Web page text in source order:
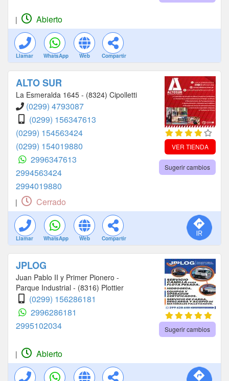
| Abierto
Llamar WhatsApp Web Compartir
ALTO SUR
La Esmeralda 1645 - (8324) Cipolletti
(0299) 4793087
(0299) 156347613
(0299) 154563424
(0299) 154019880
2996347613
2994563424
2994019880
VER TIENDA
Sugerir cambios
| Cerrado
Llamar WhatsApp Web Compartir
JPLOG
Juan Pablo II y Primer Pionero -
Parque Industrial - (8316) Plottier
(0299) 156286181
2996286181
2995102034
Sugerir cambios
| Abierto